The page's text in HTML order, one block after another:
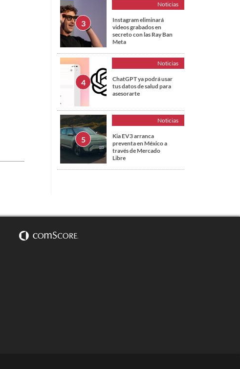
Noticias
Instagram eliminará
videos grabados en
secreto con las Ray Ban
Meta
Noticias
ChatGPT ya podrá usar
tus datos de salud para
asesorarte
Noticias
Kia EV3 arranca
preventa en México a
través de Mercado
Libre